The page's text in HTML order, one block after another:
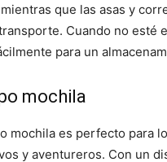
que las asas y
Cuando no esté
para un
mochila
mochila es perfecto para
y aventureros. Con un